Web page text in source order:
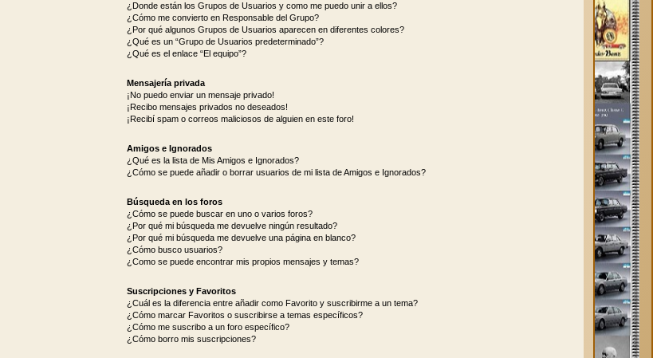
¿Donde están los Grupos de Usuarios y como me puedo unir a ellos?
¿Cómo me convierto en Responsable del Grupo?
¿Por qué algunos Grupos de Usuarios aparecen en diferentes colores?
¿Qué es un “Grupo de Usuarios predeterminado”?
¿Qué es el enlace “El equipo”?
Mensajería privada
¡No puedo enviar un mensaje privado!
¡Recibo mensajes privados no deseados!
¡Recibí spam o correos maliciosos de alguien en este foro!
Amigos e Ignorados
¿Qué es la lista de Mis Amigos e Ignorados?
¿Cómo se puede añadir o borrar usuarios de mi lista de Amigos e Ignorados?
Búsqueda en los foros
¿Cómo se puede buscar en uno o varios foros?
¿Por qué mi búsqueda me devuelve ningún resultado?
¿Por qué mi búsqueda me devuelve una página en blanco?
¿Cómo busco usuarios?
¿Como se puede encontrar mis propios mensajes y temas?
Suscripciones y Favoritos
¿Cuál es la diferencia entre añadir como Favorito y suscribirme a un tema?
¿Cómo marcar Favoritos o suscribirse a temas específicos?
¿Cómo me suscribo a un foro específico?
¿Cómo borro mis suscripciones?